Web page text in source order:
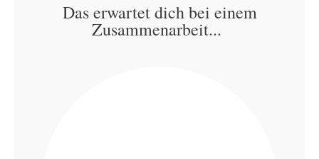
Das erwartet dich bei einem
Zusammenarbeit...